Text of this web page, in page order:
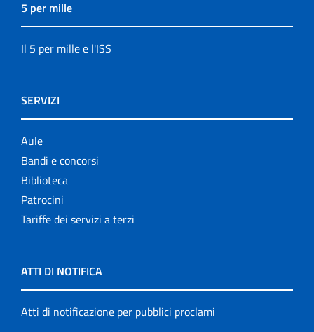
5 per mille
Il 5 per mille e l'ISS
SERVIZI
Aule
Bandi e concorsi
Biblioteca
Patrocini
Tariffe dei servizi a terzi
ATTI DI NOTIFICA
Atti di notificazione per pubblici proclami